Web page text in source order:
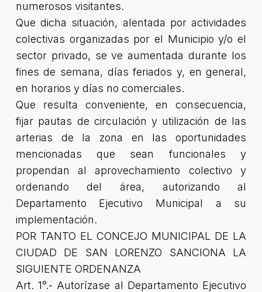
numerosos visitantes.
Que dicha situación, alentada por actividades
colectivas organizadas por el Municipio y/o el
sector privado, se ve aumentada durante los
fines de semana, días feriados y, en general,
en horarios y días no comerciales.
Que resulta conveniente, en consecuencia,
fijar pautas de circulación y utilización de las
arterias de la zona en las oportunidades
mencionadas que sean funcionales y
propendan al aprovechamiento colectivo y
ordenando del área, autorizando al
Departamento Ejecutivo Municipal a su
implementación.
POR TANTO EL CONCEJO MUNICIPAL DE LA
CIUDAD DE SAN LORENZO SANCIONA LA
SIGUIENTE ORDENANZA
Art. 1°.- Autorízase al Departamento Ejecutivo